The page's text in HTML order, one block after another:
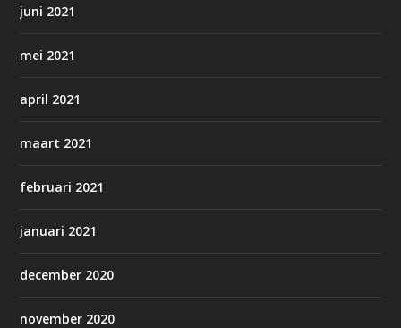
juni 2021
mei 2021
april 2021
maart 2021
februari 2021
januari 2021
december 2020
november 2020